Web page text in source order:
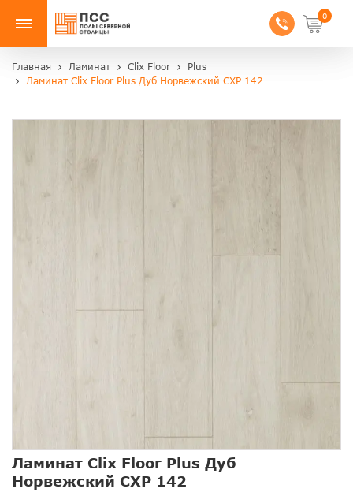
0
Главная Ламинат Clix Floor
Plus
Ламинат Clix Floor Plus Дуб Норвежский CXP 142
Ламинат Clix Floor Plus Дуб
Норвежский CXP 142